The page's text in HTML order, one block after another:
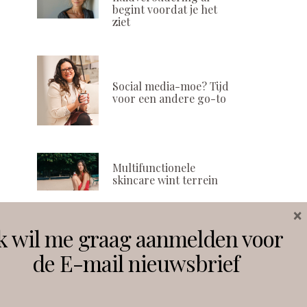
begint voordat je het
ziet
Social media-moe? Tijd
voor een andere go-to
Multifunctionele
skincare wint terrein
Volg ons
wil me graag aanmelden voor
de E-mail nieuwsbrief
×